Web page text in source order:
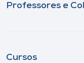
Professores e
Cursos